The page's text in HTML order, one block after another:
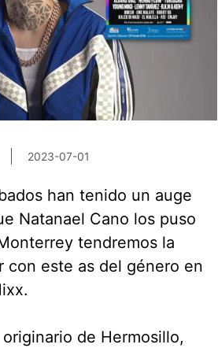
2023-07-01
han tenido un auge
Natanael Cano los puso
tendremos la
con este as del género en
de Hermosillo,